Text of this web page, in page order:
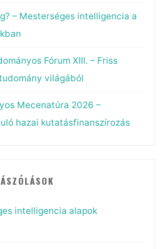
– Mesterséges intelligencia a
Fórum XIII. – Friss
világából
Mecenatúra 2026 –
hazai kutatásfinanszírozás
intelligencia alapok